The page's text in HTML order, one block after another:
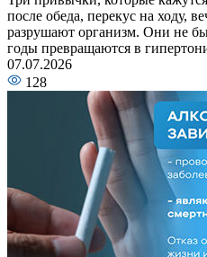
после обеда, перекус на ходу,
разрушают организм. Они не
годы превращаются в
07.07.2026
128